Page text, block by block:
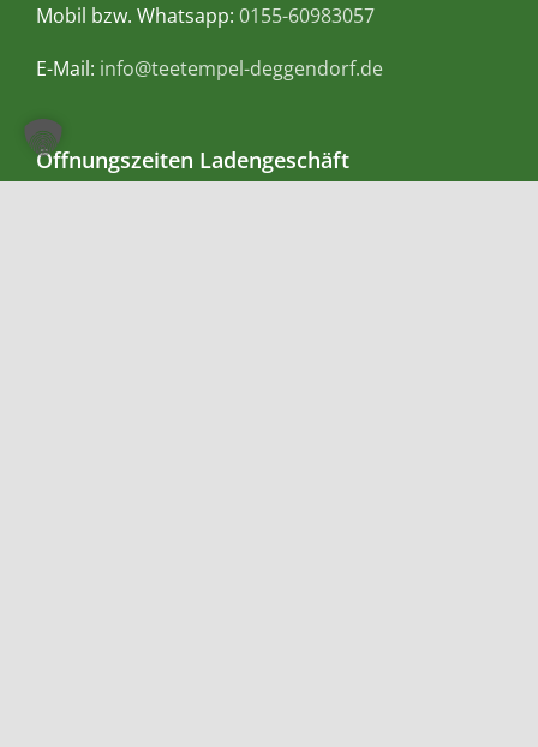
Mobil bzw. Whatsapp: 0155-60983057
E-Mail: info@teetempel-deggendorf.de
Öffnungszeiten Ladengeschäft